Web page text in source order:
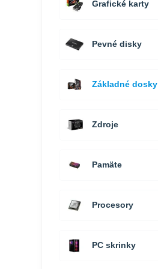
Grafické karty
Pevné disky
Základné dosky
Zdroje
Pamäte
Procesory
PC skrinky